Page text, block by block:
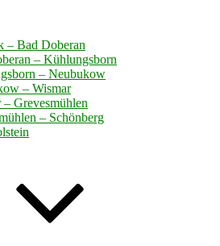
– Bad Doberan
– Kühlungsborn
– Neubukow
– Wismar
– Grevesmühlen
– Schönberg